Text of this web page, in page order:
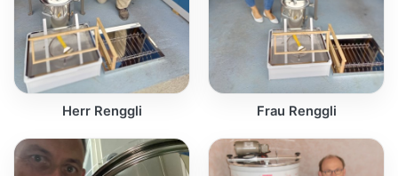
Herr Renggli Frau Renggli